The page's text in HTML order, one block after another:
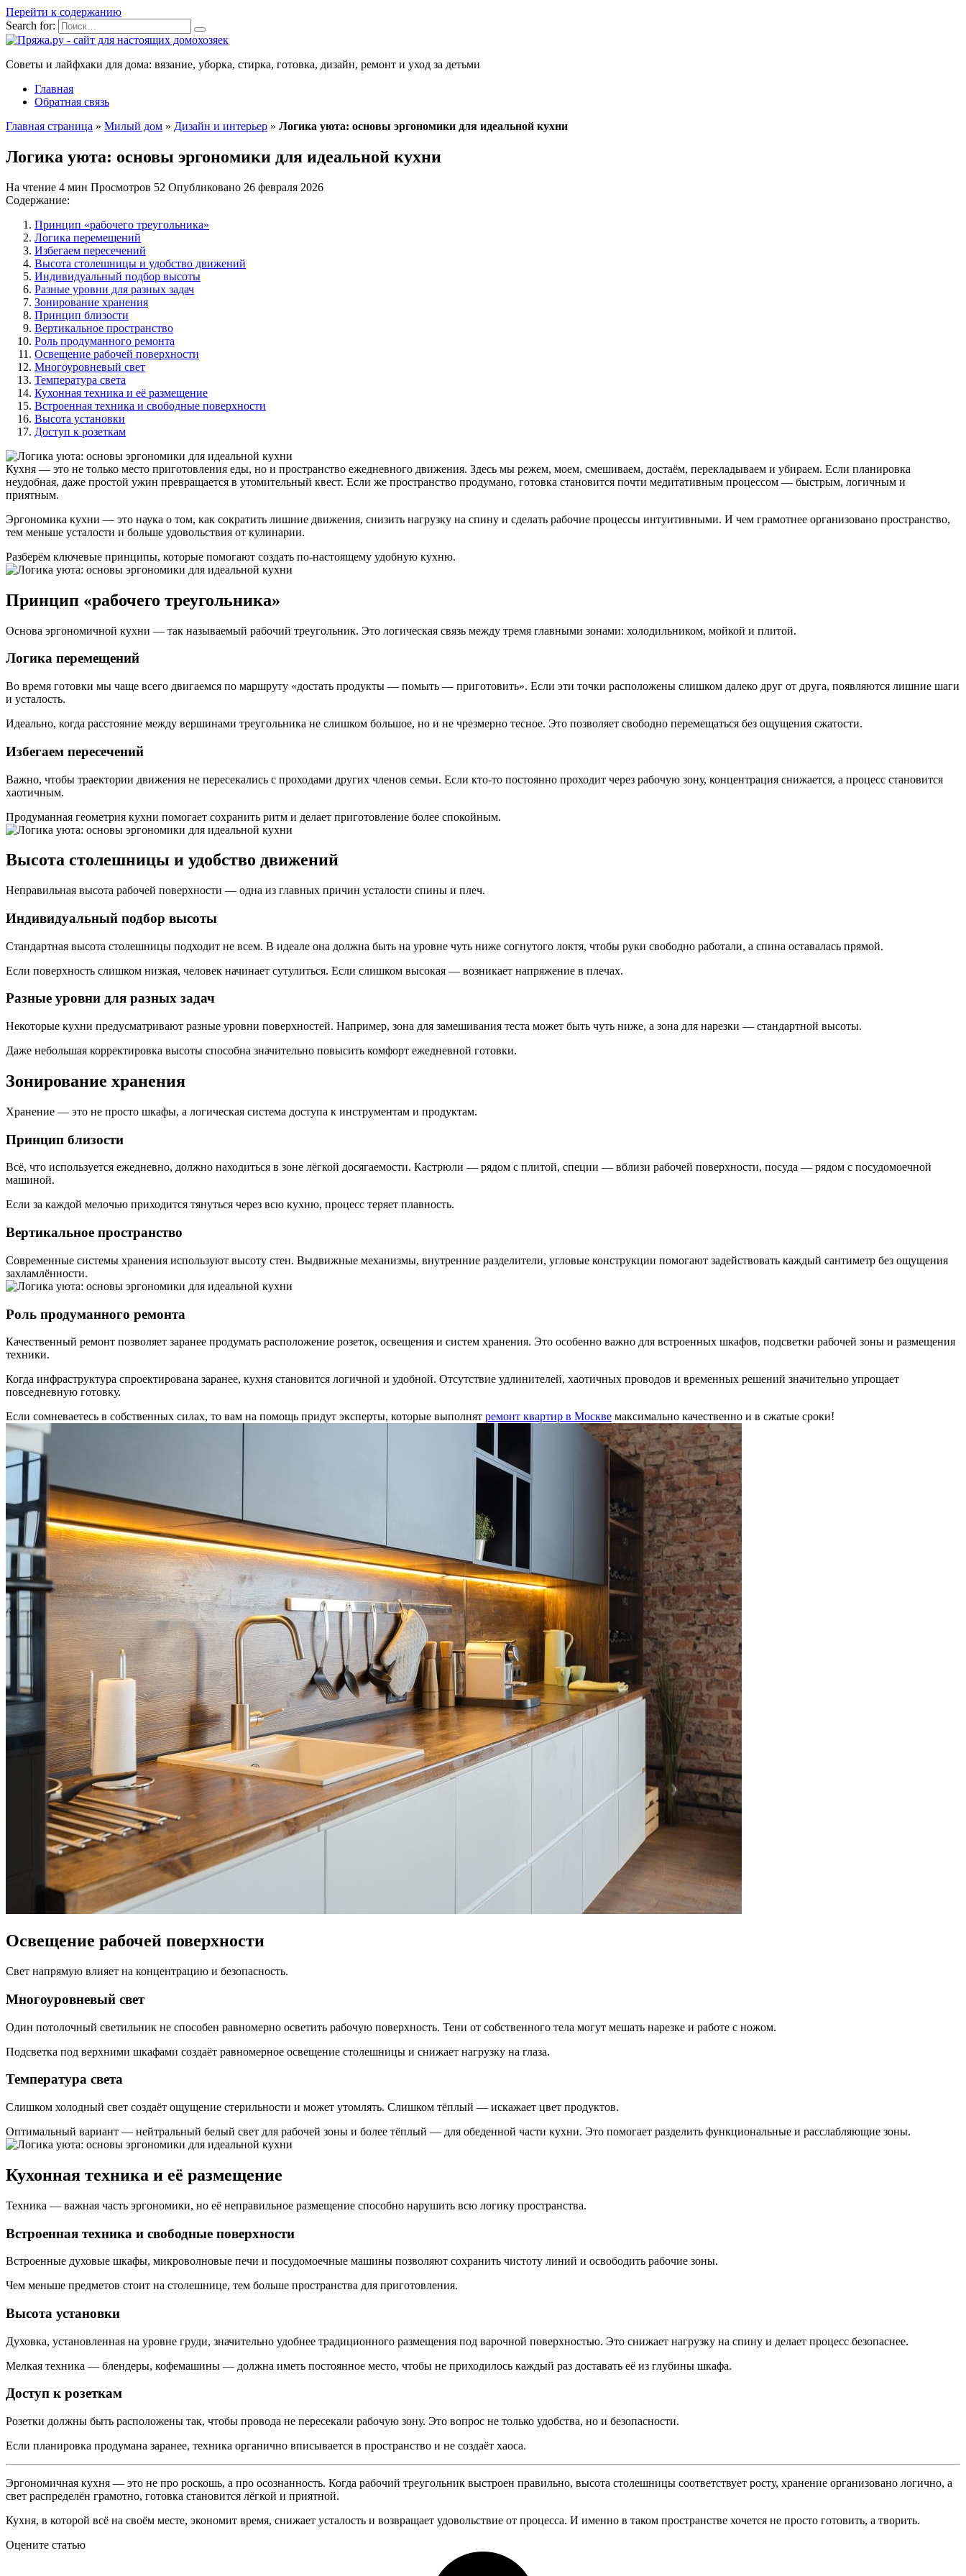
Перейти к содержанию
Search for:
Советы и лайфхаки для дома: вязание, уборка, стирка, готовка, дизайн, ремонт и уход за детьми
Главная
Обратная связь
Главная страница » Милый дом » Дизайн и интерьер » Логика уюта: основы эргономики для идеальной кухни
Логика уюта: основы эргономики для идеальной кухни
На чтение 4 мин Просмотров 52 Опубликовано 26 февраля 2026
Содержание:
Принцип «рабочего треугольника»
Логика перемещений
Избегаем пересечений
Высота столешницы и удобство движений
Индивидуальный подбор высоты
Разные уровни для разных задач
Зонирование хранения
Принцип близости
Вертикальное пространство
Роль продуманного ремонта
Освещение рабочей поверхности
Многоуровневый свет
Температура света
Кухонная техника и её размещение
Встроенная техника и свободные поверхности
Высота установки
Доступ к розеткам
Кухня — это не только место приготовления еды, но и пространство ежедневного движения. Здесь мы режем, моем, смешиваем, достаём, перекладываем и убираем. Если планировка
неудобная, даже простой ужин превращается в утомительный квест. Если же пространство продумано, готовка становится почти медитативным процессом — быстрым, логичным и
приятным.
Эргономика кухни — это наука о том, как сократить лишние движения, снизить нагрузку на спину и сделать рабочие процессы интуитивными. И чем грамотнее организовано пространство,
тем меньше усталости и больше удовольствия от кулинарии.
Разберём ключевые принципы, которые помогают создать по-настоящему удобную кухню.
Принцип «рабочего треугольника»
Основа эргономичной кухни — так называемый рабочий треугольник. Это логическая связь между тремя главными зонами: холодильником, мойкой и плитой.
Логика перемещений
Во время готовки мы чаще всего двигаемся по маршруту «достать продукты — помыть — приготовить». Если эти точки расположены слишком далеко друг от друга, появляются лишние шаги
и усталость.
Идеально, когда расстояние между вершинами треугольника не слишком большое, но и не чрезмерно тесное. Это позволяет свободно перемещаться без ощущения сжатости.
Избегаем пересечений
Важно, чтобы траектории движения не пересекались с проходами других членов семьи. Если кто-то постоянно проходит через рабочую зону, концентрация снижается, а процесс становится
хаотичным.
Продуманная геометрия кухни помогает сохранить ритм и делает приготовление более спокойным.
Высота столешницы и удобство движений
Неправильная высота рабочей поверхности — одна из главных причин усталости спины и плеч.
Индивидуальный подбор высоты
Стандартная высота столешницы подходит не всем. В идеале она должна быть на уровне чуть ниже согнутого локтя, чтобы руки свободно работали, а спина оставалась прямой.
Если поверхность слишком низкая, человек начинает сутулиться. Если слишком высокая — возникает напряжение в плечах.
Разные уровни для разных задач
Некоторые кухни предусматривают разные уровни поверхностей. Например, зона для замешивания теста может быть чуть ниже, а зона для нарезки — стандартной высоты.
Даже небольшая корректировка высоты способна значительно повысить комфорт ежедневной готовки.
Зонирование хранения
Хранение — это не просто шкафы, а логическая система доступа к инструментам и продуктам.
Принцип близости
Всё, что используется ежедневно, должно находиться в зоне лёгкой досягаемости. Кастрюли — рядом с плитой, специи — вблизи рабочей поверхности, посуда — рядом с посудомоечной
машиной.
Если за каждой мелочью приходится тянуться через всю кухню, процесс теряет плавность.
Вертикальное пространство
Современные системы хранения используют высоту стен. Выдвижные механизмы, внутренние разделители, угловые конструкции помогают задействовать каждый сантиметр без ощущения
захламлённости.
Роль продуманного ремонта
Качественный ремонт позволяет заранее продумать расположение розеток, освещения и систем хранения. Это особенно важно для встроенных шкафов, подсветки рабочей зоны и размещения
техники.
Когда инфраструктура спроектирована заранее, кухня становится логичной и удобной. Отсутствие удлинителей, хаотичных проводов и временных решений значительно упрощает
повседневную готовку.
Если сомневаетесь в собственных силах, то вам на помощь придут эксперты, которые выполнят ремонт квартир в Москве максимально качественно и в сжатые сроки!
Освещение рабочей поверхности
Свет напрямую влияет на концентрацию и безопасность.
Многоуровневый свет
Один потолочный светильник не способен равномерно осветить рабочую поверхность. Тени от собственного тела могут мешать нарезке и работе с ножом.
Подсветка под верхними шкафами создаёт равномерное освещение столешницы и снижает нагрузку на глаза.
Температура света
Слишком холодный свет создаёт ощущение стерильности и может утомлять. Слишком тёплый — искажает цвет продуктов.
Оптимальный вариант — нейтральный белый свет для рабочей зоны и более тёплый — для обеденной части кухни. Это помогает разделить функциональные и расслабляющие зоны.
Кухонная техника и её размещение
Техника — важная часть эргономики, но её неправильное размещение способно нарушить всю логику пространства.
Встроенная техника и свободные поверхности
Встроенные духовые шкафы, микроволновые печи и посудомоечные машины позволяют сохранить чистоту линий и освободить рабочие зоны.
Чем меньше предметов стоит на столешнице, тем больше пространства для приготовления.
Высота установки
Духовка, установленная на уровне груди, значительно удобнее традиционного размещения под варочной поверхностью. Это снижает нагрузку на спину и делает процесс безопаснее.
Мелкая техника — блендеры, кофемашины — должна иметь постоянное место, чтобы не приходилось каждый раз доставать её из глубины шкафа.
Доступ к розеткам
Розетки должны быть расположены так, чтобы провода не пересекали рабочую зону. Это вопрос не только удобства, но и безопасности.
Если планировка продумана заранее, техника органично вписывается в пространство и не создаёт хаоса.
Эргономичная кухня — это не про роскошь, а про осознанность. Когда рабочий треугольник выстроен правильно, высота столешницы соответствует росту, хранение организовано логично, а
свет распределён грамотно, готовка становится лёгкой и приятной.
Кухня, в которой всё на своём месте, экономит время, снижает усталость и возвращает удовольствие от процесса. И именно в таком пространстве хочется не просто готовить, а творить.
Оцените статью